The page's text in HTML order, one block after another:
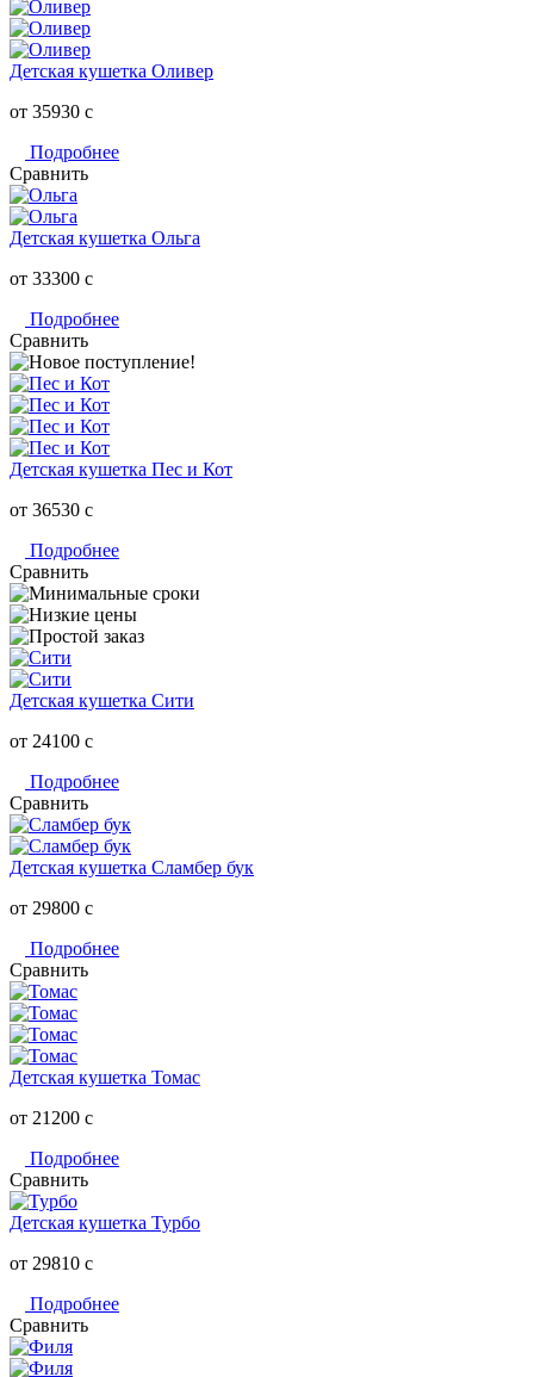
Детская кушетка Оливер
от 35930 c
Подробнее
Сравнить
Детская кушетка Ольга
от 33300 c
Подробнее
Сравнить
Детская кушетка Пес и Кот
от 36530 c
Подробнее
Сравнить
Детская кушетка Сити
от 24100 c
Подробнее
Сравнить
Детская кушетка Сламбер бук
от 29800 c
Подробнее
Сравнить
Детская кушетка Томас
от 21200 c
Подробнее
Сравнить
Детская кушетка Турбо
от 29810 c
Подробнее
Сравнить